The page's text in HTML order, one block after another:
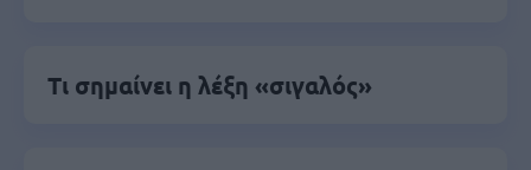
Τι σημαίνει η λέξη «σιγαλός»